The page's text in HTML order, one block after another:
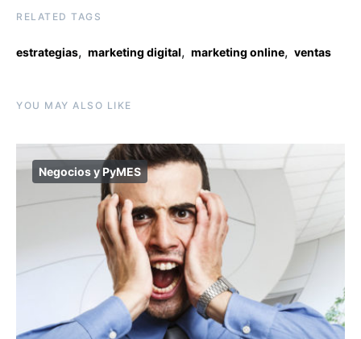
RELATED TAGS
estrategias, marketing digital, marketing online, ventas
YOU MAY ALSO LIKE
Negocios y PyMES